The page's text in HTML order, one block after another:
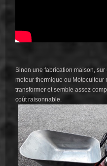
Sinon une fabrication maison,
moteur thermique ou Motoculteur
transformer et semble assez
coût raisonnable.